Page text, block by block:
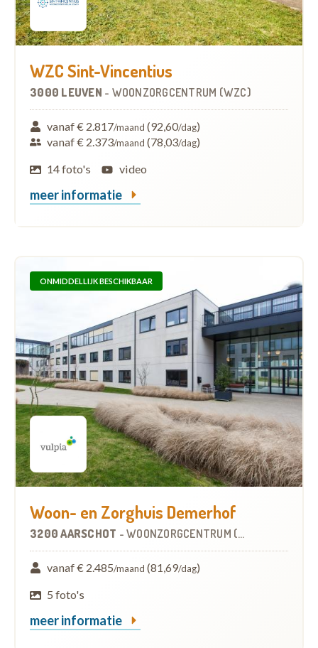
WZC Sint-Vincentius
3000 LEUVEN - WOONZORGCENTRUM (WZC)
vanaf € 2.817/maand (92,60/dag)
vanaf € 2.373/maand (78,03/dag)
14 foto's
video
meer informatie
ONMIDDELLIJK BESCHIKBAAR
Woon- en Zorghuis Demerhof
3200 AARSCHOT - WOONZORGCENTRUM (WZC)
vanaf € 2.485/maand (81,69/dag)
5 foto's
meer informatie